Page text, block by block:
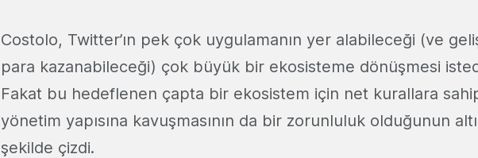
Costolo, Twitter’ın pek çok uygulamanın yer alabileceği (ve
para kazanabileceği) çok büyük bir ekosisteme dönüşmesi
Fakat bu hedeflenen çapta bir ekosistem için net kurallara
yönetim yapısına kavuşmasının da bir zorunluluk olduğunun
şekilde çizdi.